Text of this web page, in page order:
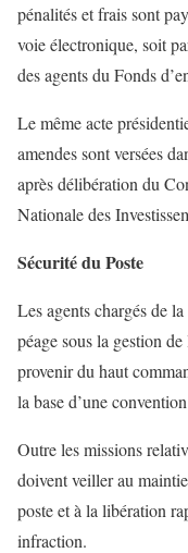
pénalités et frais sont
voie électronique, soit
des agents du Fonds
Le même acte
amendes sont versées
après délibération du
Nationale des
Sécurité du Poste
Les agents chargés de
péage sous la gestion
provenir du haut
la base d’une
Outre les missions
doivent veiller au
poste et à la libération
infraction.